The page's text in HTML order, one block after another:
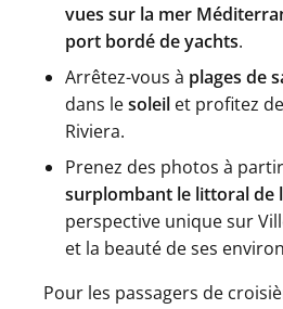
vues sur la mer
port bordé de yachts.
Arrêtez-vous à plages de
dans lesoleil et profitez
Riviera.
Prenez des photos à
surplombant le littoral de
perspective unique sur
et la beauté de ses
Pour les passagers de